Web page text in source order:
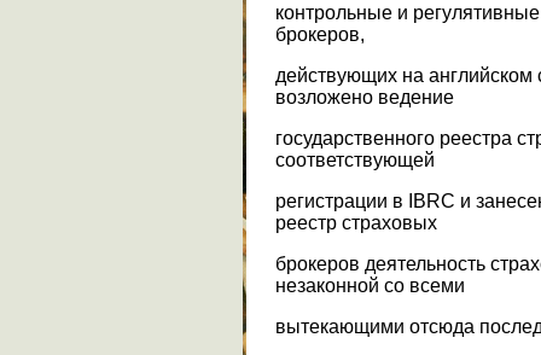
контрольные и
брокеров,
действующих на
возложено ведение
государственного реестра
соответствующей
регистрации в IBRC и
реестр страховых
брокеров деятельность
незаконной со всеми
вытекающими отсюда